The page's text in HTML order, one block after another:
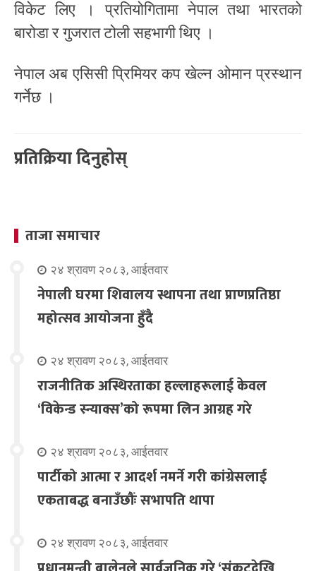
विकेट लिए । प्रतियोगितामा नेपाल तथा भारतको
बारोडा र गुजरात टोली सहभागी थिए ।
नेपाल अब एसिसी प्रिमियर कप खेल्न ओमान प्रस्थान
गर्नेछ ।
प्रतिक्रिया दिनुहोस्
ताजा समाचार
२४ श्रावण २०८३, आईतवार
नेपाली घरमा शिवालय स्थापना तथा प्राणप्रतिष्ठा
महोत्सव आयोजना हुँदै
२४ श्रावण २०८३, आईतवार
राजनीतिक अस्थिरताका हल्लाहरूलाई केवल
‘विकेन्ड स्न्याक्स’को रूपमा लिन आग्रह गरे
२४ श्रावण २०८३, आईतवार
पार्टीको आत्मा र आदर्श नमर्ने गरी कांग्रेसलाई
एकताबद्ध बनाउँछौंः सभापति थापा
२४ श्रावण २०८३, आईतवार